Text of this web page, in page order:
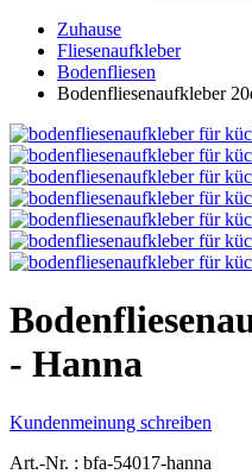
Zuhause
Fliesenaufkleber
Bodenfliesen
Bodenfliesenaufkleber
- Hanna
Kundenmeinung schreiben
Art.-Nr. : bfa-54017-hanna